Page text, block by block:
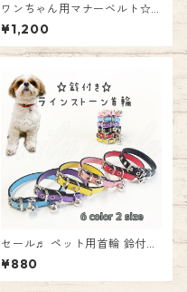
ワンちゃん用マナーベルト☆
マナーウェア 男の子 ストレッ
チ マナーパッド マナーバンド
マーキング防止対策 しつけ ト
style
¥1,200
セール♬ ペット用首輪 鈴付き
♪ ラインストーン 首輪 【T
2】 【T3】 カラー 犬用 猫用
小型犬 レザー調 ラインストー
¥880